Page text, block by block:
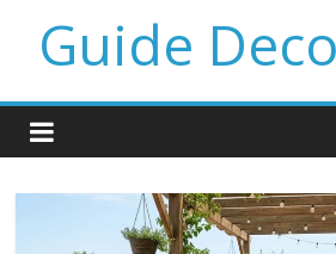
Guide